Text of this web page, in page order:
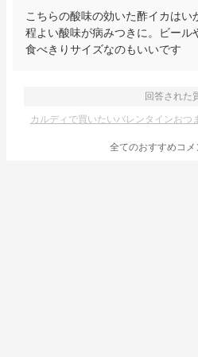
こちらの酸味の効いた酢イカはい
程よい酸味が病みつきに。ビール
食べきりサイズなのもいいです
回答された
カルディで買いたいバレンタインおつ
全てのおすすめコメ